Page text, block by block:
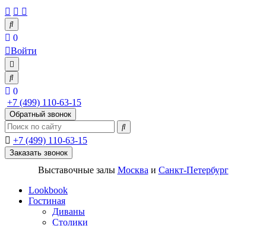
0
Войти
0
+7 (499) 110-63-15
Обратный звонок
+7 (499) 110-63-15
Заказать звонок
Выставочные залы Москва и Санкт-Петербург
Lookbook
Гостиная
Диваны
Столики